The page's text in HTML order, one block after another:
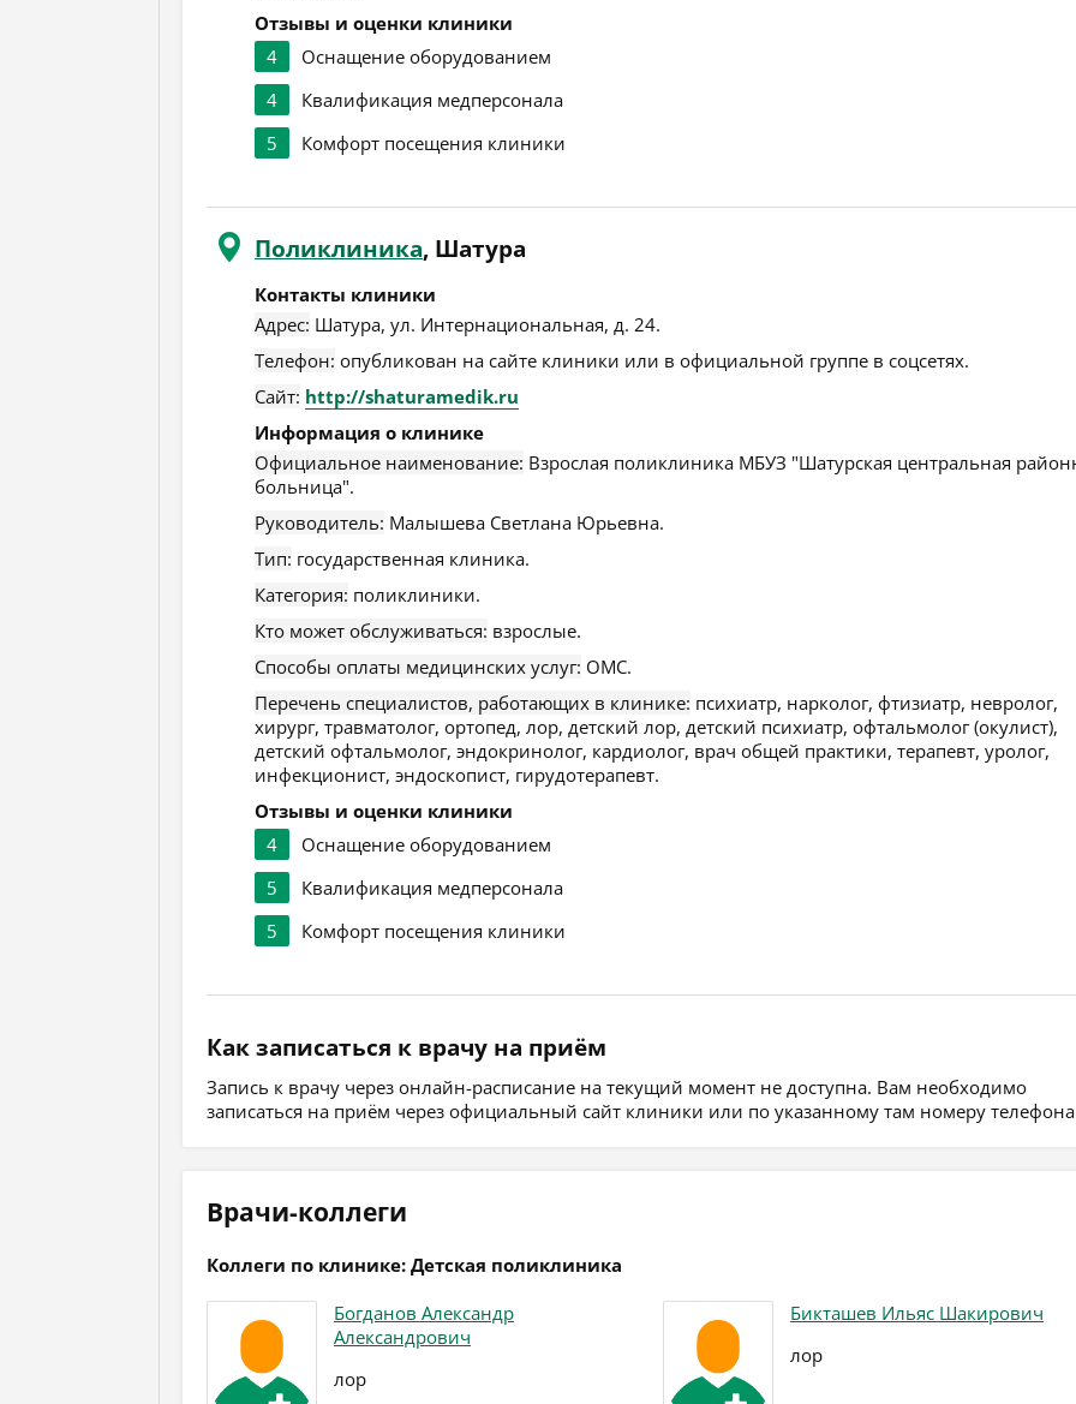
Отзывы и оценки клиники
4
Оснащение оборудованием
4
Квалификация медперсонала
5
Комфорт посещения клиники
Поликлиника, Шатура
Контакты клиники
Адрес: Шатура, ул. Интернациональная, д. 24.
Телефон: опубликован на сайте клиники или в официальной группе в соцсетях.
Сайт: http://shaturamedik.ru
Информация о клинике
Официальное наименование: Взрослая поликлиника МБУЗ "Шатурская центральная
больница".
Руководитель: Малышева Светлана Юрьевна.
Тип: государственная клиника.
Категория: поликлиники.
Кто может обслуживаться: взрослые.
Способы оплаты медицинских услуг: ОМС.
Перечень специалистов, работающих в клинике: психиатр, нарколог, фтизиатр, невролог,
хирург, травматолог, ортопед, лор, детский лор, детский психиатр, офтальмолог (окулист),
детский офтальмолог, эндокринолог, кардиолог, врач общей практики, терапевт, уролог,
инфекционист, эндоскопист, гирудотерапевт.
Отзывы и оценки клиники
4
Оснащение оборудованием
5
Квалификация медперсонала
5
Комфорт посещения клиники
Как записаться к врачу на приём
Запись к врачу через онлайн-расписание на текущий момент не доступна. Вам необходимо
записаться на приём через официальный сайт клиники или по указанному там номеру
Врачи-коллеги
Коллеги по клинике: Детская поликлиника
Богданов Александр
Александрович
лор
Бикташев Ильяс Шакирович
лор